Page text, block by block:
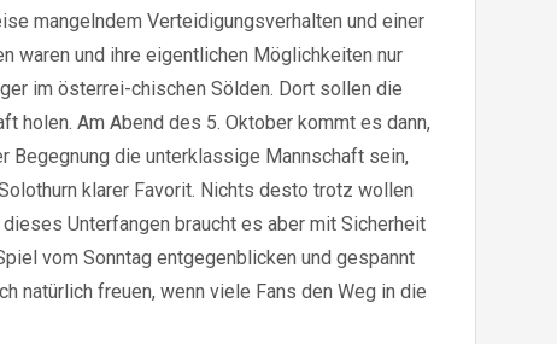
mangelndem Verteidigungsverhalten und einer
waren und ihre eigentlichen Möglichkeiten nur
im österrei-chischen Sölden. Dort sollen die
holen. Am Abend des 5. Oktober kommt es dann,
Begegnung die unterklassige Mannschaft sein,
klarer Favorit. Nichts desto trotz wollen
Unterfangen braucht es aber mit Sicherheit
vom Sonntag entgegenblicken und gespannt
natürlich freuen, wenn viele Fans den Weg in die